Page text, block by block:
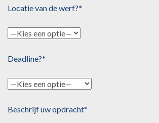
Locatie van de werf?*
Deadline?*
Beschrijf uw opdracht*